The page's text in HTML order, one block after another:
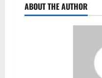
ABOUT THE AUTHOR